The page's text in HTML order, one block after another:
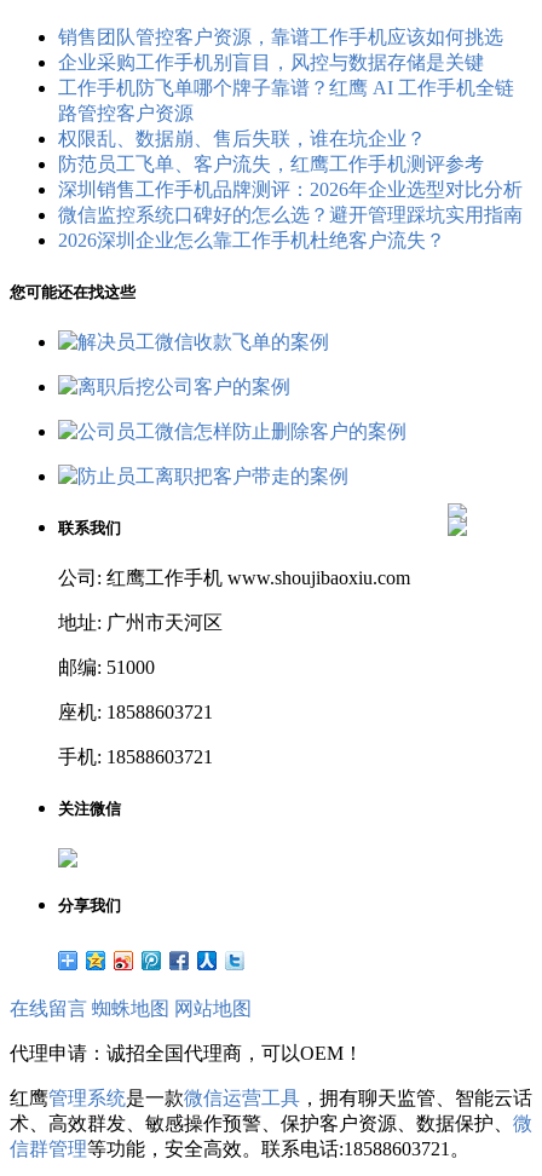
销售团队管控客户资源，靠谱工作手机应该如何挑选
企业采购工作手机别盲目，风控与数据存储是关键
工作手机防飞单哪个牌子靠谱？红鹰 AI 工作手机全链
路管控客户资源
权限乱、数据崩、售后失联，谁在坑企业？
防范员工飞单、客户流失，红鹰工作手机测评参考
深圳销售工作手机品牌测评：2026年企业选型对比分析
微信监控系统口碑好的怎么选？避开管理踩坑实用指南
2026深圳企业怎么靠工作手机杜绝客户流失？
您可能还在找这些
联系我们
公司: 红鹰工作手机 www.shoujibaoxiu.com
地址: 广州市天河区
邮编: 51000
座机: 18588603721
手机: 18588603721
关注微信
分享我们
在线留言 蜘蛛地图 网站地图
代理申请：诚招全国代理商，可以OEM！
红鹰管理系统是一款微信运营工具 ，拥有聊天监管、智能云话
术、高效群发、敏感操作预警、保护客户资源、数据保护、 微
信群管理等功能，安全高效。联系电话:18588603721。